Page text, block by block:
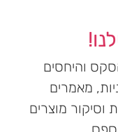
והיחסים
מאמרים
וסיקור מוצרים